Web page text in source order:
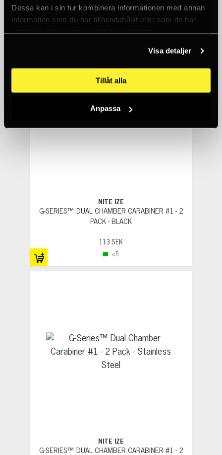
Dessa kan i sin tur kombinera informationen med annan
information som du har tillhandahållit eller som de har
samlat in när du har använt deras tjänster.
Visa detaljer
Tillåt alla
Anpassa
10+
NITE IZE
G-SERIES™ DUAL CHAMBER CARABINER #1 - 2
PACK - BLACK
113 SEK
<5
NITE IZE
G-SERIES™ DUAL CHAMBER CARABINER #1 - 2